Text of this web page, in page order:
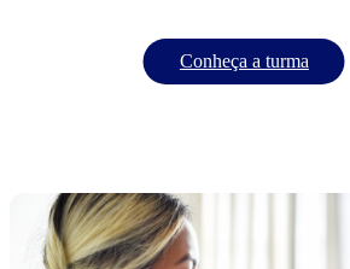
Conheça a turma